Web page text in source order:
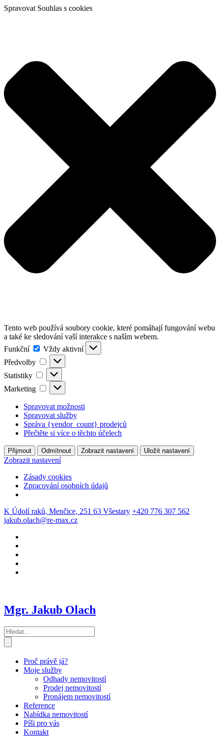
Spravovat Souhlas s cookies
Tento web používá soubory cookie, které pomáhají fungování webu
a také ke sledování vaší interakce s naším webem.
Funkční
Funkční
Vždy aktivní
Předvolby
Předvolby
Statistiky Statistiky
Marketing Marketing
Spravovat možnosti
Spravovat služby
Správa {vendor_count} prodejců
Přečtěte si více o těchto účelech
Přijmout Odmítnout Zobrazit nastavení Uložit nastavení
Zobrazit nastavení
Zásady cookies
Zpracování osobních údajů
K Údolí raků, Menčice, 251 63 Všestary +420 776 307 562
jakub.olach@re-max.cz
Mgr. Jakub Olach
Proč právě já?
Moje služby
Odhady nemovitostí
Prodej nemovitostí
Pronájem nemovitostí
Reference
Nabídka nemovitostí
Píši pro vás
Kontakt